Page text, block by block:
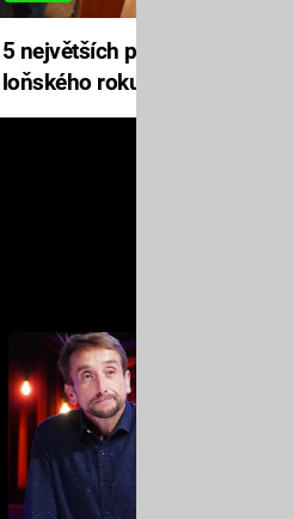
5 největších propadáků
loňského roku: Disney na
jediné katastrofě prodělal 200